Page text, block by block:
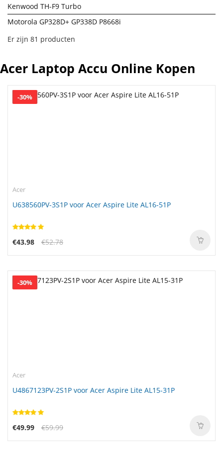
Kenwood TH-F9 Turbo
Motorola GP328D+ GP338D P8668i
Er zijn 81 producten
Acer Laptop Accu Online Kopen
-30%
Acer
U638560PV-3S1P voor Acer Aspire Lite AL16-51P
€43.98 €52.78
-30%
Acer
U4867123PV-2S1P voor Acer Aspire Lite AL15-31P
€49.99 €59.99